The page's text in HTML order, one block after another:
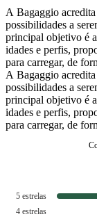
A Bagaggio acredita
possibilidades a
principal objetivo é
idades e perfis,
para carregar, de
A Bagaggio acredita
possibilidades a
principal objetivo é
idades e perfis,
para carregar, de
5 estrelas
4 estrelas